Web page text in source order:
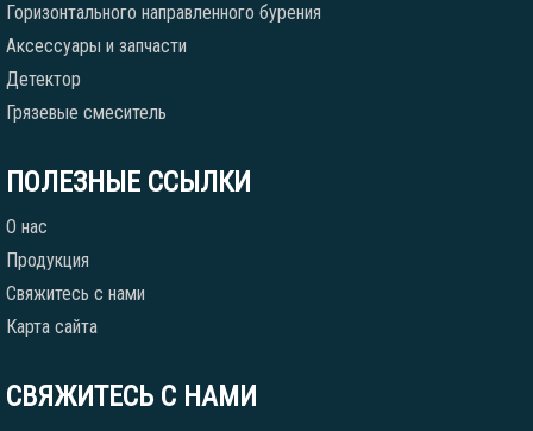
Горизонтального направленного бурения
Аксессуары и запчасти
Детектор
Грязевые смеситель
ПОЛЕЗНЫЕ ССЫЛКИ
О нас
Продукция
Свяжитесь с нами
Карта сайта
СВЯЖИТЕСЬ С НАМИ